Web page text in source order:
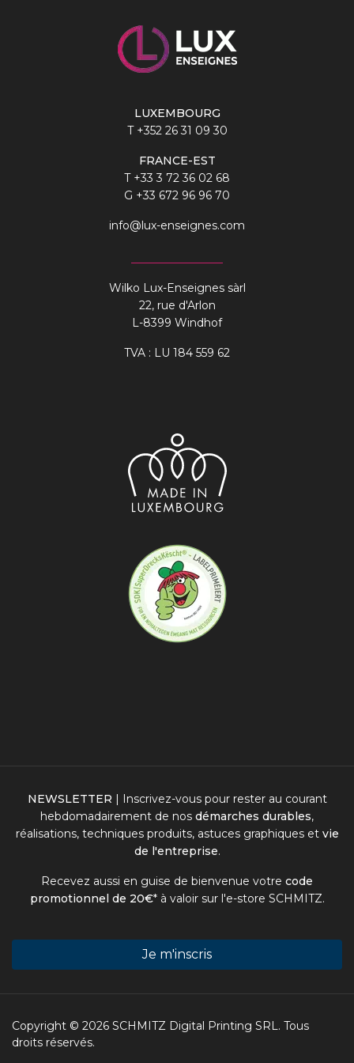
LUXEMBOURG
T +352 26 31 09 30
FRANCE-EST
T +33 3 72 36 02 68
G +33 672 96 96 70
info@lux-enseignes.com
Wilko Lux-Enseignes sàrl
22, rue d'Arlon
L-8399 Windhof
TVA : LU 184 559 62
NEWSLETTER | Inscrivez-vous pour rester au courant
hebdomadairement de nos démarches durables,
réalisations, techniques produits, astuces graphiques et vie
de l'entreprise.
Recevez aussi en guise de bienvenue votre code
promotionnel de 20€* à valoir sur l'e-store SCHMITZ.
Je m'inscris
Copyright © 2026 SCHMITZ Digital Printing SRL. Tous
droits réservés.